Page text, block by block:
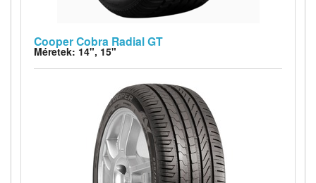
Cooper Cobra Radial GT
Méretek: 14", 15"